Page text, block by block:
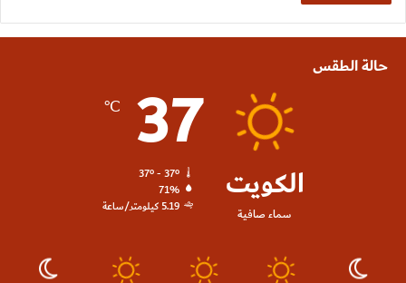
حالة الطقس
الكويت
سماء صافية
37
℃
37º - 37º
71%
5.19 كيلومتر/ساعة